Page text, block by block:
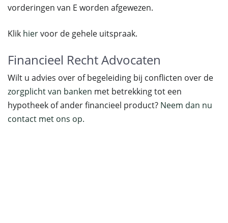
vorderingen van E worden afgewezen.
Klik hiervoor de gehele uitspraak.
Financieel Recht Advocaten
Wilt u advies over of begeleiding bij conflicten over de
zorgplicht van banken met betrekking tot een
hypotheek of ander financieel product? Neem dan nu
contact met ons op.